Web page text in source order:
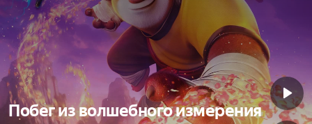
Побег из волшебного измерения